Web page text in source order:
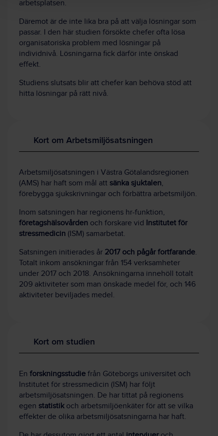
arbetsplatsen.
Däremot är de inte lika bra på att välja lösningar som
passar. I den här studien försökte chefer ofta lösa
organisatoriska problem med lösningar på
individnivå. Lösningarna fick därför inte önskad
effekt.
Studiens slutsats blir att chefer kan behöva stöd att
hitta lösningar på rätt nivå.
Kort om Arbetsmiljösatsningen
Arbetsmiljösatsningen i Västra Götalandsregionen
(AMS) har haft som mål att sänka sjuktalen,
förebygga sjukskrivningar och förbättra arbetsmiljön.
Inom satsningen har regionens hr-funktion,
företagshälsovården och forskare vid Institutet för
stressmedicin (ISM) samarbetat.
Satsningen initierades år 2017 och pågår fortfarande.
Totalt inkom ansökningar från 154 verksamheter
under 2017 och 2018. Ansökningarna innehöll totalt
209 aktiviteter som man önskade medel för, och 146
aktiviteter beviljades medel.
Kort om studien
En forskningsstudie från Göteborgs universitet och
Institutet för stressmedicin (ISM) har följt
arbetsmiljösatsningen. De har tittat på regionens
egen statistikoch arbetsmiljöenkäter för att se vilka
effekter de olika arbetsmiljösatsningarna har haft.